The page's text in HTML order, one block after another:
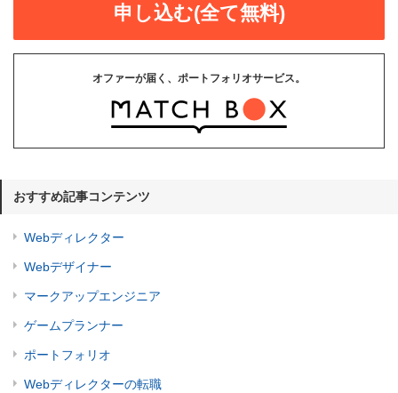
申し込む(全て無料)
オファーが届く、ポートフォリオサービス。
おすすめ記事コンテンツ
Webディレクター
Webデザイナー
マークアップエンジニア
ゲームプランナー
ポートフォリオ
Webディレクターの転職